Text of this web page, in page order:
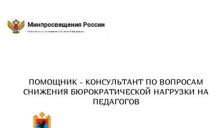
ПОМОЩНИК - КОНСУЛЬТАНТ ПО ВОПРОСАМ
СНИЖЕНИЯ БЮРОКРАТИЧЕСКОЙ НАГРУЗКИ НА
ПЕДАГОГОВ